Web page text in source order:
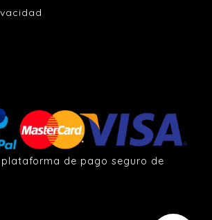
de pago seguro de